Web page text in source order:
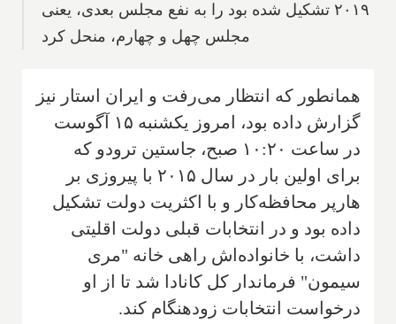
۲۰۱۹ تشکیل شده بود را به نفع مجلس بعدی، یعنی
مجلس چهل و چهارم، منحل کرد
همانطور که انتظار می‌رفت و ایران استار نیز
گزارش داده بود، امروز یکشنبه ۱۵ آگوست
در ساعت ۱۰:۲۰ صبح، جاستین ترودو که
برای اولین بار در سال ۲۰۱۵ با پیروزی بر
هارپر محافظه‌کار و با اکثریت دولت تشکیل
داده بود و در انتخابات قبلی دولت اقلیتی
داشت، با خانواده‌اش راهی خانه "مری
سیمون" فرماندار کل کانادا شد تا از او
درخواست انتخابات زودهنگام کند.